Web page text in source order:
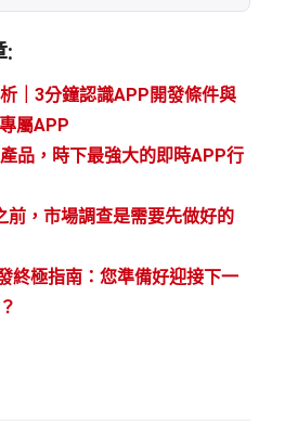
:
｜3分鐘認識APP開發條件與
屬APP
品，時下最強大的即時APP行
前，市場調查是需要先做好的
終極指南：您準備好迎接下一